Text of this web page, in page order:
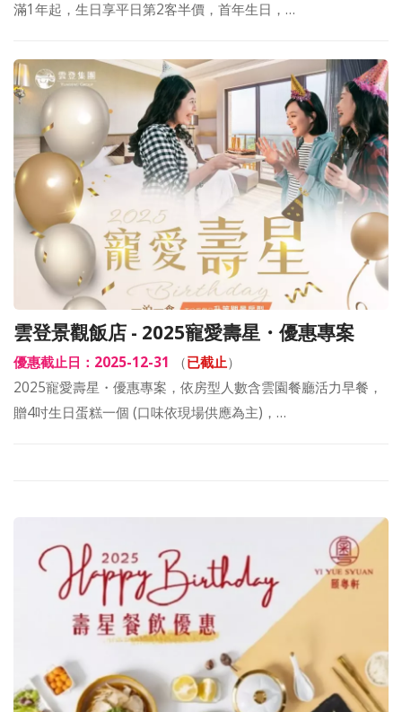
滿1年起，生日享平日第2客半價，首年生日，…
雲登景觀飯店 - 2025寵愛壽星・優惠專案
優惠截止日：2025-12-31 （已截止）
2025寵愛壽星・優惠專案，依房型人數含雲園餐廳活力早餐，
贈4吋生日蛋糕一個 (口味依現場供應為主)，…